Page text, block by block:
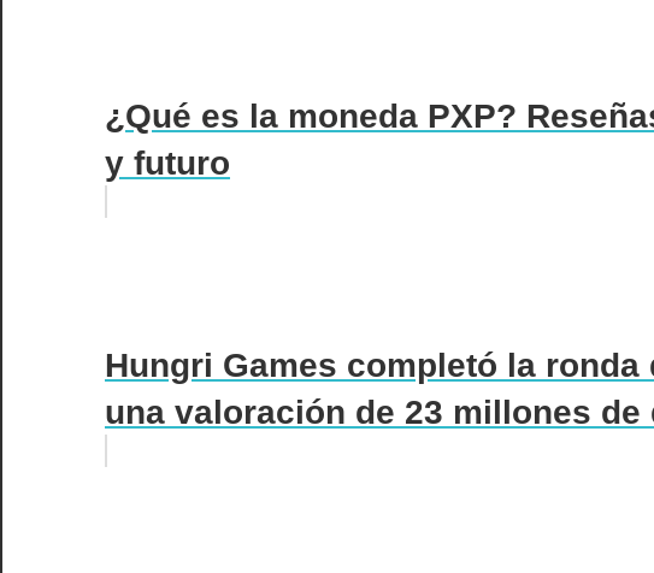
¿Qué es la moneda PXP?
y futuro
Hungri Games completó la
una valoración de 23 millones de